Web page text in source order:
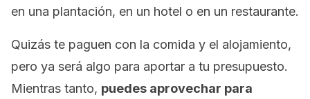
en una plantación, en un hotel o en un restaurante.
Quizás te paguen con la comida y el alojamiento,
pero ya será algo para aportar a tu presupuesto.
Mientras tanto, puedes aprovechar para